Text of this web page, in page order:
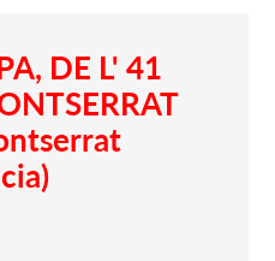
DE L' 41